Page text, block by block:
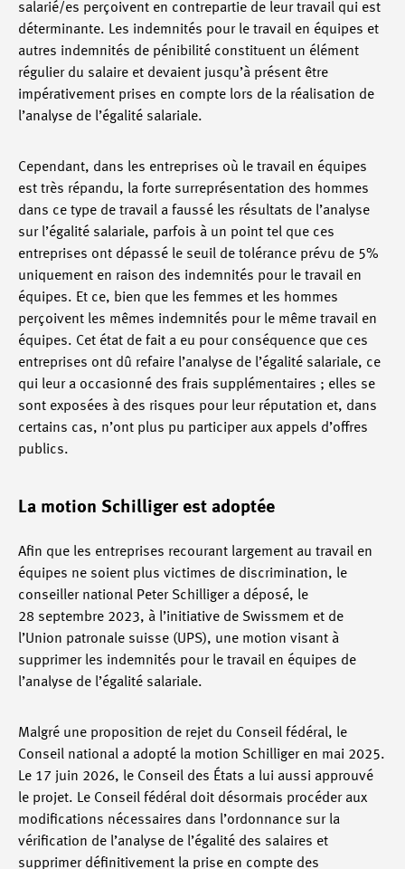
salarié/es perçoivent en contrepartie de leur travail qui est
déterminante. Les indemnités pour le travail en équipes et
autres indemnités de pénibilité constituent un élément
régulier du salaire et devaient jusqu’à présent être
impérativement prises en compte lors de la réalisation de
l’analyse de l’égalité salariale.
Cependant, dans les entreprises où le travail en équipes
est très répandu, la forte surreprésentation des hommes
dans ce type de travail a faussé les résultats de l’analyse
sur l’égalité salariale, parfois à un point tel que ces
entreprises ont dépassé le seuil de tolérance prévu de 5%
uniquement en raison des indemnités pour le travail en
équipes. Et ce, bien que les femmes et les hommes
perçoivent les mêmes indemnités pour le même travail en
équipes. Cet état de fait a eu pour conséquence que ces
entreprises ont dû refaire l’analyse de l’égalité salariale, ce
qui leur a occasionné des frais supplémentaires ; elles se
sont exposées à des risques pour leur réputation et, dans
certains cas, n’ont plus pu participer aux appels d’offres
publics.
La motion Schilliger est adoptée
Afin que les entreprises recourant largement au travail en
équipes ne soient plus victimes de discrimination, le
conseiller national Peter Schilliger a déposé, le
28 septembre 2023, à l’initiative de Swissmem et de
l’Union patronale suisse (UPS), une motion visant à
supprimer les indemnités pour le travail en équipes de
l’analyse de l’égalité salariale.
Malgré une proposition de rejet du Conseil fédéral, le
Conseil national a adopté la motion Schilliger en mai 2025.
Le 17 juin 2026, le Conseil des États a lui aussi approuvé
le projet. Le Conseil fédéral doit désormais procéder aux
modifications nécessaires dans l’ordonnance sur la
vérification de l’analyse de l’égalité des salaires et
supprimer définitivement la prise en compte des